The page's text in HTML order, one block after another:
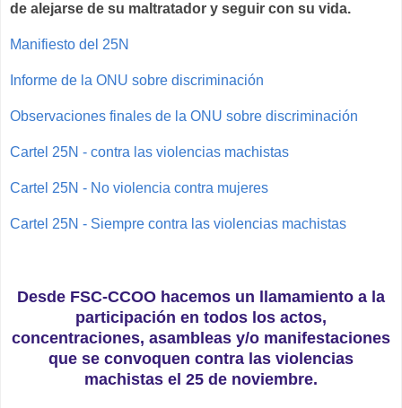
de alejarse de su maltratador y seguir con su vida.
Manifiesto del 25N
Informe de la ONU sobre discriminación
Observaciones finales de la ONU sobre discriminación
Cartel 25N - contra las violencias machistas
Cartel 25N - No violencia contra mujeres
Cartel 25N - Siempre contra las violencias machistas
Desde FSC-CCOO hacemos un llamamiento a la
participación en todos los actos,
concentraciones, asambleas y/o manifestaciones
que se convoquen contra las violencias
machistas el 25 de noviembre.